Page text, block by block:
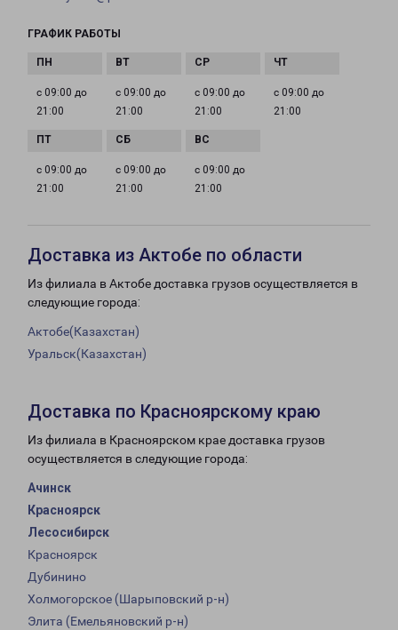
ГРАФИК РАБОТЫ
с 09:00 до
21:00
с 09:00 до
21:00
с 09:00 до
21:00
с 09:00 до
21:00
с 09:00 до
21:00
с 09:00 до
21:00
с 09:00 до
21:00
Доставка из Актобе по области
Из филиала в Актобе доставка грузов осуществляется в
следующие города:
Актобе(Казахстан)
Уральск(Казахстан)
Доставка по Красноярскому краю
Из филиала в Красноярском крае доставка грузов
осуществляется в следующие города:
Ачинск
Красноярск
Лесосибирск
Красноярск
Дубинино
Холмогорское (Шарыповский р-н)
Элита (Емельяновский р-н)